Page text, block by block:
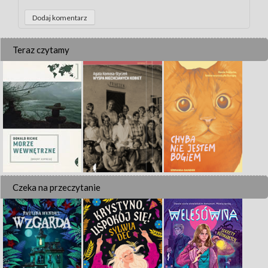
Teraz czytamy
Czeka na przeczytanie